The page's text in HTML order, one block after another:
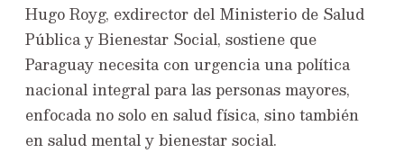
Hugo Royg, exdirector del Ministerio de Salud
Pública y Bienestar Social, sostiene que
Paraguay necesita con urgencia una política
nacional integral para las personas mayores,
enfocada no solo en salud física, sino también
en salud mental y bienestar social.